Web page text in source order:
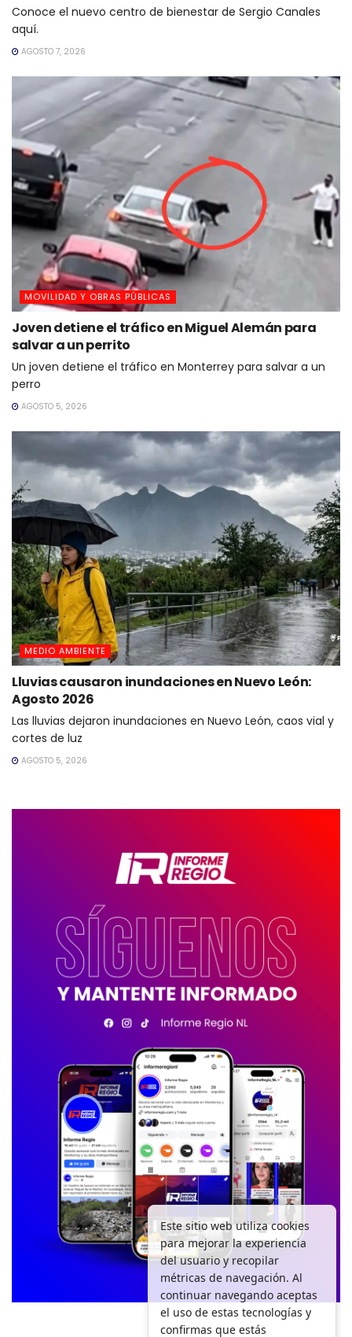
Conoce el nuevo centro de bienestar de Sergio Canales
aquí.
AGOSTO 7, 2026
MOVILIDAD Y OBRAS PÚBLICAS
Joven detiene el tráfico en Miguel Alemán para
salvar a un perrito
Un joven detiene el tráfico en Monterrey para salvar a un
perro
AGOSTO 5, 2026
MEDIO AMBIENTE
Lluvias causaron inundaciones en Nuevo León:
Agosto 2026
Las lluvias dejaron inundaciones en Nuevo León, caos vial y
cortes de luz
AGOSTO 5, 2026
Este sitio web utiliza cookies
para mejorar la experiencia
del usuario y recopilar
métricas de navegación. Al
continuar navegando aceptas
el uso de estas tecnologías y
confirmas que estás